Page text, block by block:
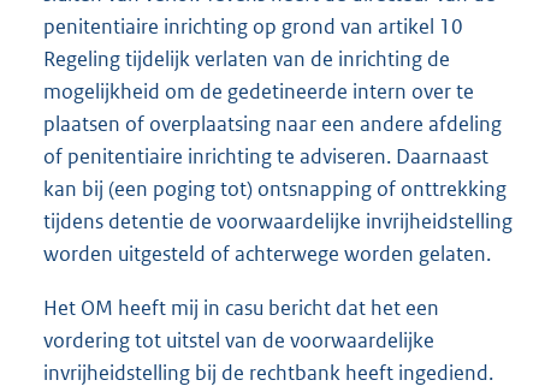
penitentiaire inrichting op grond van artikel 10
Regeling tijdelijk verlaten van de inrichting de
mogelijkheid om de gedetineerde intern over te
plaatsen of overplaatsing naar een andere afdeling
of penitentiaire inrichting te adviseren. Daarnaast
kan bij (een poging tot) ontsnapping of onttrekking
tijdens detentie de voorwaardelijke invrijheidstelling
worden uitgesteld of achterwege worden gelaten.
Het OM heeft mij in casu bericht dat het een
vordering tot uitstel van de voorwaardelijke
invrijheidstelling bij de rechtbank heeft ingediend.